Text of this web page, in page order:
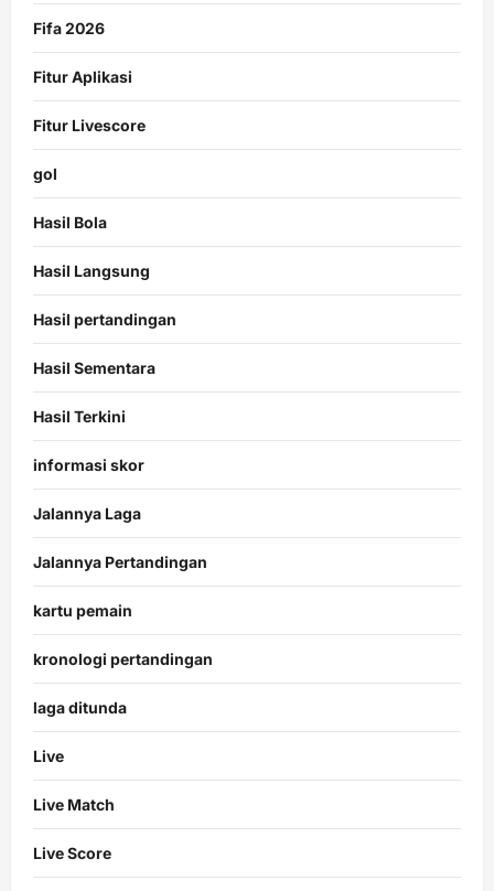
Fifa 2026
Fitur Aplikasi
Fitur Livescore
gol
Hasil Bola
Hasil Langsung
Hasil pertandingan
Hasil Sementara
Hasil Terkini
informasi skor
Jalannya Laga
Jalannya Pertandingan
kartu pemain
kronologi pertandingan
laga ditunda
Live
Live Match
Live Score